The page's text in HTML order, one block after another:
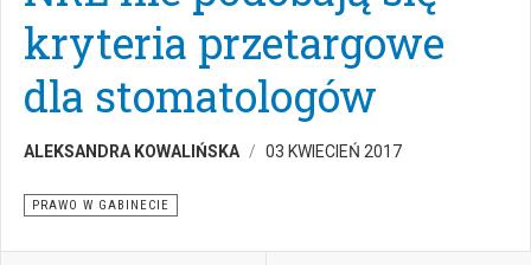
kryteria przetargowe
dla stomatologów
ALEKSANDRA KOWALIŃSKA 03 KWIECIEŃ 2017
PRAWO W GABINECIE